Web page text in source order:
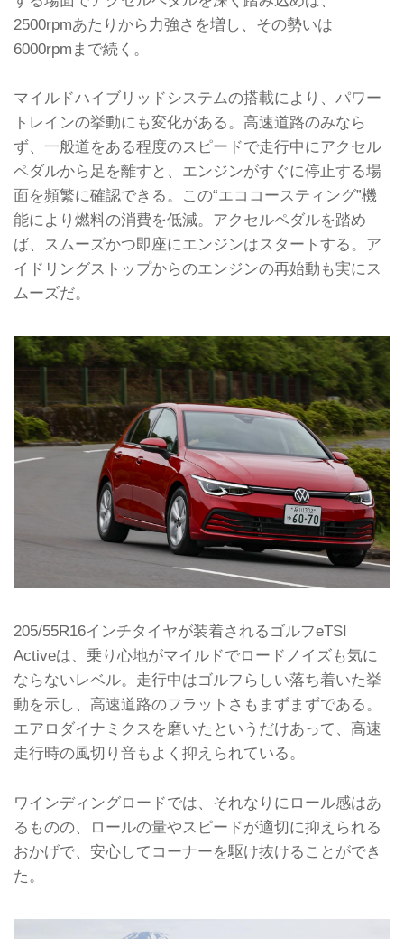
2500rpmあたりから力強さを増し、その勢いは
6000rpmまで続く。
マイルドハイブリッドシステムの搭載により、パワー
トレインの挙動にも変化がある。高速道路のみなら
ず、一般道をある程度のスピードで走行中にアクセル
ペダルから足を離すと、エンジンがすぐに停止する場
面を頻繁に確認できる。この“エココースティング”機
能により燃料の消費を低減。アクセルペダルを踏め
ば、スムーズかつ即座にエンジンはスタートする。ア
イドリングストップからのエンジンの再始動も実にス
ムーズだ。
205/55R16インチタイヤが装着されるゴルフeTSI
Activeは、乗り心地がマイルドでロードノイズも気に
ならないレベル。走行中はゴルフらしい落ち着いた挙
動を示し、高速道路のフラットさもまずまずである。
エアロダイナミクスを磨いたというだけあって、高速
走行時の風切り音もよく抑えられている。
ワインディングロードでは、それなりにロール感はあ
るものの、ロールの量やスピードが適切に抑えられる
おかげで、安心してコーナーを駆け抜けることができ
た。